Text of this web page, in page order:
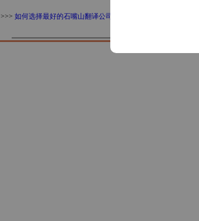
>>> 如何选择最好的石嘴山翻译公司